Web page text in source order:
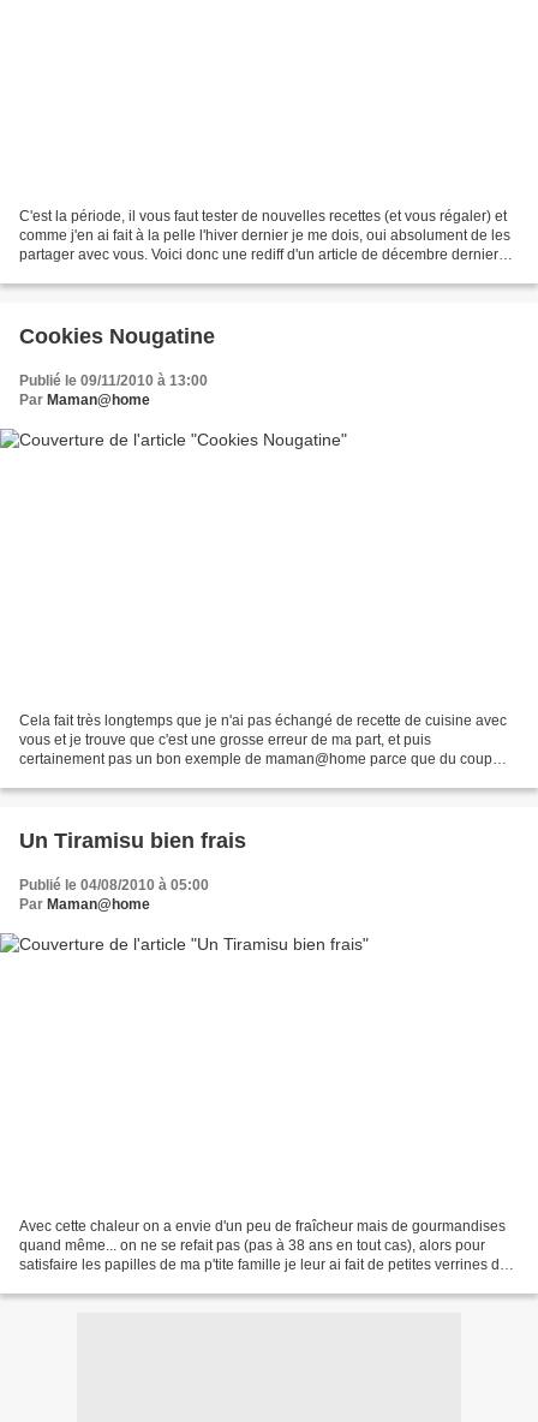
C'est la période, il vous faut tester de nouvelles recettes (et vous régaler) et
comme j'en ai fait à la pelle l'hiver dernier je me dois, oui absolument de les
partager avec vous. Voici donc une rediff d'un article de décembre dernier
Cookies Nougatine
Publié le 09/11/2010 à 13:00
Par Maman@home
Cela fait très longtemps que je n'ai pas échangé de recette de cuisine avec
vous et je trouve que c'est une grosse erreur de ma part, et puis
certainement pas un bon exemple de maman@home parce que du coup
Un Tiramisu bien frais
Publié le 04/08/2010 à 05:00
Par Maman@home
Avec cette chaleur on a envie d'un peu de fraîcheur mais de gourmandises
quand même... on ne se refait pas (pas à 38 ans en tout cas), alors pour
satisfaire les papilles de ma p'tite famille je leur ai fait de petites verrines de